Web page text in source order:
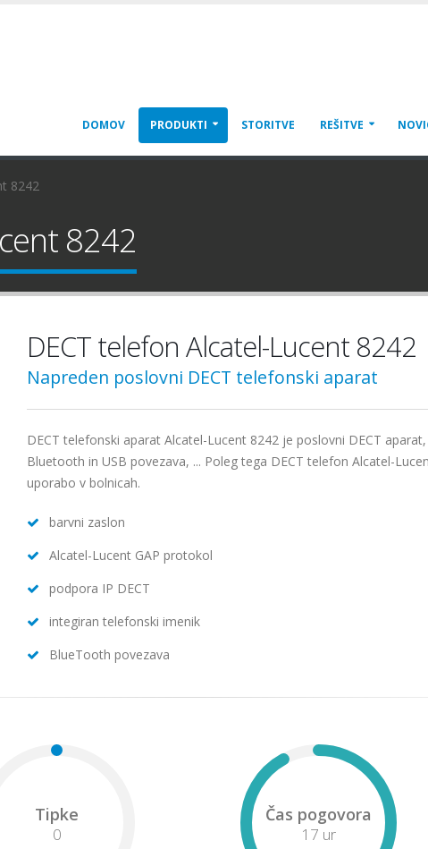
DOMOV PRODUKTI STORITVE REŠITVE
8242
8242
DECT telefon Alcatel-Lucent 8242
Napreden poslovni DECT telefonski aparat
DECT telefonski aparat Alcatel-Lucent 8242 je poslovni DECT
Bluetooth in USB povezava, ... Poleg tega DECT telefon Alcatel-
uporabo v bolnicah.
barvni zaslon
Alcatel-Lucent GAP protokol
podpora IP DECT
integiran telefonski imenik
BlueTooth povezava
Tipke
0
Čas pogovora
17 ur